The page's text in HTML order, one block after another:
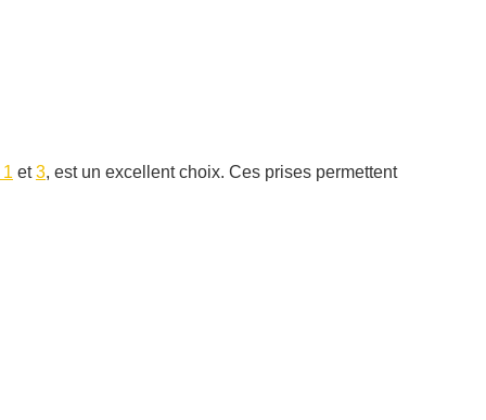
et3, est un excellent choix. Ces prises permettent